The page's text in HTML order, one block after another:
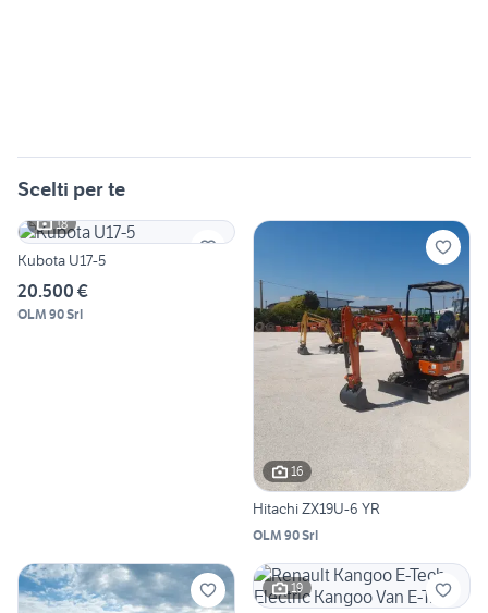
Scelti per te
18
Kubota U17-5
20.500 €
OLM 90 Srl
16
Hitachi ZX19U-6 YR
OLM 90 Srl
19